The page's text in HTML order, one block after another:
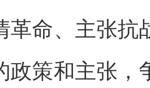
革命、主张抗
政策和主张，